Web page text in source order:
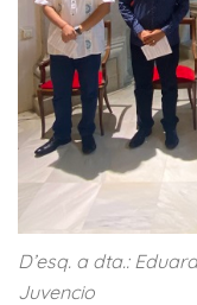
D’esq. a dta.:
Juvencio